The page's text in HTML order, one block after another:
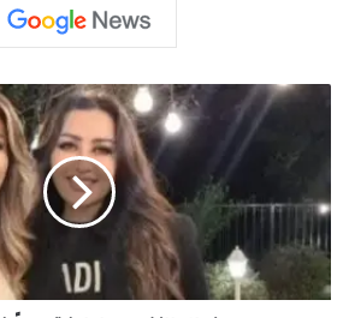
ا
ل
ز
ب